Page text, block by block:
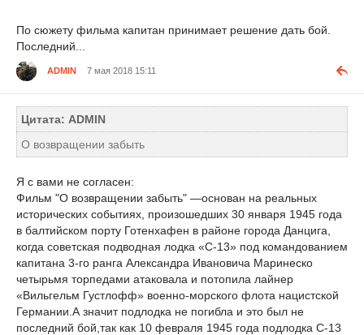
По сюжету фильма капитан принимает решение дать бой.
Последний...
ADMIN 7 мая 2018 15:11
Цитата: ADMIN
О возвращении забыть
Я с вами не согласен:
Фильм "О возвращении забыть" —основан на реальных
исторических событиях, произошедших 30 января 1945 года
в балтийском порту Готенхафен в районе города Данцига,
когда советская подводная лодка «С-13» под командованием
капитана 3-го ранга Александра Ивановича Маринеско
четырьмя торпедами атаковала и потопила лайнер
«Вильгельм Густлофф» военно-морского флота нацистской
Германии.А значит подлодка не погибла и это был не
последний бой,так как 10 февраля 1945 года подлодка С-13